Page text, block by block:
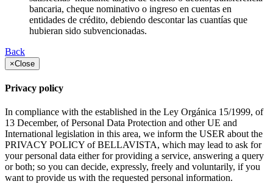
bancaria, cheque nominativo o ingreso en cuentas en
entidades de crédito, debiendo descontar las cuantías que
hubieran sido subvencionadas.
Back
×Close
Privacy policy
In compliance with the established in the Ley Orgánica 15/1999, of
13 December, of Personal Data Protection and other UE and
International legislation in this area, we inform the USER about the
PRIVACY POLICY of BELLAVISTA, which may lead to ask for
your personal data either for providing a service, answering a query
or both; so you can decide, expressly, freely and voluntarily, if you
want to provide us with the requested personal information.